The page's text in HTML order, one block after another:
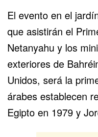
El evento en el
que asistirán el
Netanyahu y los
exteriores de
Unidos, será la
árabes establecen
Egipto en 1979 y